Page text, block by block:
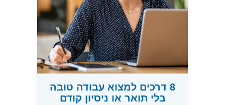
8 דרכים למצוא עבודה טובה
בלי תואר או ניסיון קודם